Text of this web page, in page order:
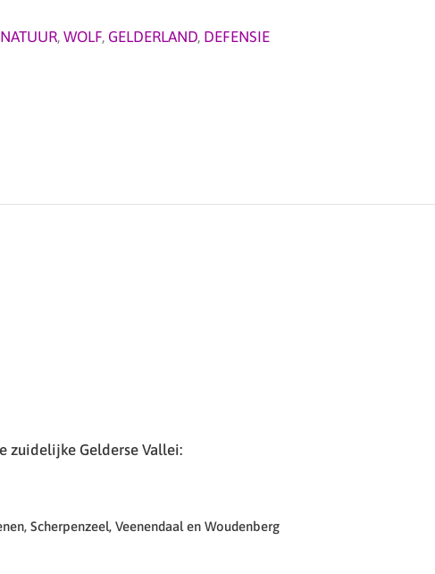
NATUUR, WOLF, GELDERLAND, DEFENSIE
zuidelijke Gelderse Vallei:
Scherpenzeel, Veenendaal en Woudenberg